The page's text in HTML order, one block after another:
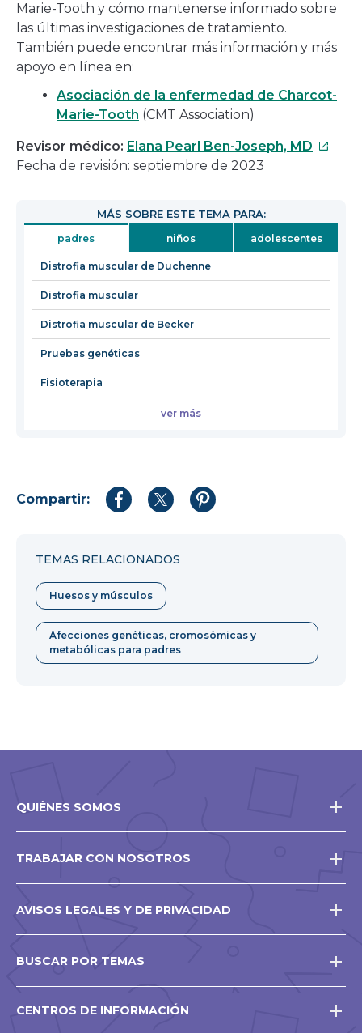
Marie-Tooth y cómo mantenerse informado sobre
las últimas investigaciones de tratamiento.
También puede encontrar más información y más
apoyo en línea en:
Asociación de la enfermedad de Charcot-
Marie-Tooth (CMT Association)
Revisor médico: Elana Pearl Ben-Joseph, MD Este
en
una
Fecha de revisión: septiembre de 2023
MÁS SOBRE ESTE TEMA PARA:
padres niños adolescentes
Distrofia muscular de Duchenne
Distrofia muscular
Distrofia muscular de Becker
Pruebas genéticas
Fisioterapia
ver más
Compartir:
CompartirCompartirCompartir
TEMAS RELACIONADOS
Huesos y músculos
Afecciones genéticas, cromosómicas y
metabólicas para padres
QUIÉNES SOMOS
TRABAJAR CON NOSOTROS
AVISOS LEGALES Y DE PRIVACIDAD
BUSCAR POR TEMAS
CENTROS DE INFORMACIÓN